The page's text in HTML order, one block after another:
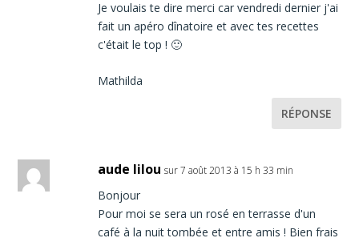
Je voulais te dire merci car vendredi dernier j'ai
fait un apéro dînatoire et avec tes recettes
c'était le top ! 🙂
Mathilda
RÉPONSE
aude lilou sur 7 août 2013 à 15 h 33 min
Bonjour
Pour moi se sera un rosé en terrasse d'un
café à la nuit tombée et entre amis ! Bien frais